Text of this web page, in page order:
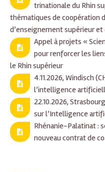
trinationale du Rhin
thématiques de coopération
d’enseignement supérieur et
Appel à projets «
pour renforcer les
le Rhin supérieur
4.11.2026, Windisch
l’intelligence
22.10.2026,
sur l’Intelligence
Rhénanie-Palatinat :
nouveau contrat de